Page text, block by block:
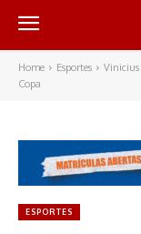
Home Esportes
Vinicius
Copa
ESPORTES